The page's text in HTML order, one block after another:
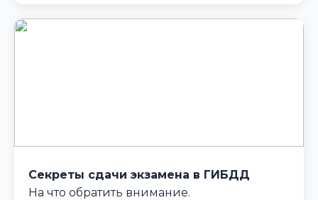
Секреты сдачи экзамена в ГИБДД
На что обратить внимание.